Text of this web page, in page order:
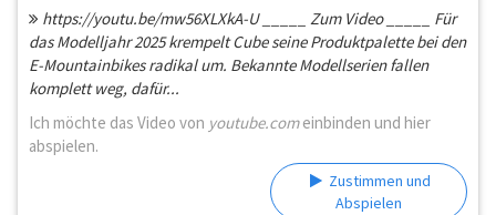
https://youtu.be/mw56XLXkA-U _____ Zum Video _____ Für
das Modelljahr 2025 krempelt Cube seine Produktpalette bei den
E-Mountainbikes radikal um. Bekannte Modellserien fallen
komplett weg, dafür...
Ich möchte das Video von youtube.comeinbinden und hier
abspielen.
Zustimmen und
Abspielen